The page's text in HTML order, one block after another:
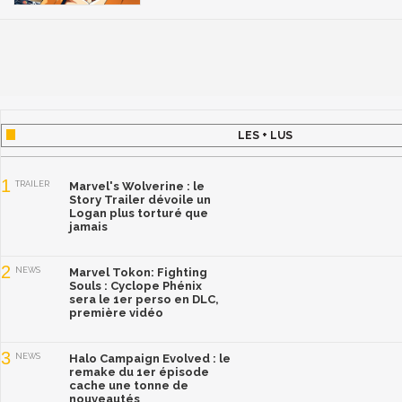
LES + LUS
1 TRAILER
Marvel's Wolverine : le
Story Trailer dévoile un
Logan plus torturé que
jamais
2 NEWS
Marvel Tokon: Fighting
Souls : Cyclope Phénix
sera le 1er perso en DLC,
première vidéo
3 NEWS
Halo Campaign Evolved : le
remake du 1er épisode
cache une tonne de
nouveautés